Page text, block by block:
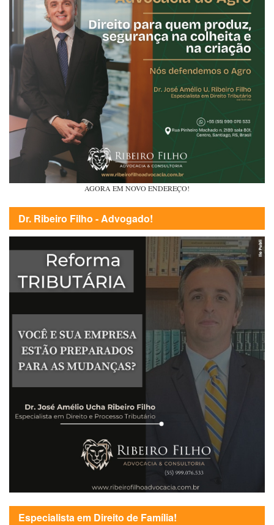
AGORA EM NOVO ENDEREÇO!
Dr. Ribeiro Filho - Advogado!
Especialista em Direito de Família!